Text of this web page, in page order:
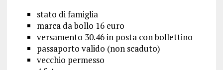
stato di famiglia
marca da bollo 16 euro
versamento 30.46 in posta con bollettino
passaporto valido (non scaduto)
vecchio permesso